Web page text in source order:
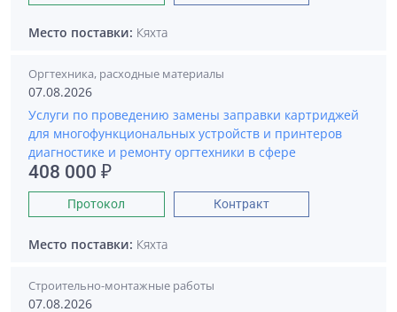
Место поставки: Кяхта
Оргтехника, расходные материалы
07.08.2026
Услуги по проведению замены заправки картриджей
для многофункциональных устройств и принтеров
диагностике и ремонту оргтехники в сфере
408 000 ₽
Протокол Контракт
Место поставки: Кяхта
Строительно-монтажные работы
07.08.2026